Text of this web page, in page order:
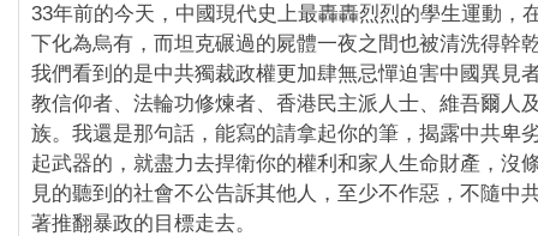
33年前的今天，中國現代史上最轟轟烈烈的學生運動，
下化為烏有，而坦克碾過的屍體一夜之間也被清洗得幹
我們看到的是中共獨裁政權更加肆無忌憚迫害中國異見
教信仰者、法輪功修煉者、香港民主派人士、維吾爾人
族。我還是那句話，能寫的請拿起你的筆，揭露中共卑
起武器的，就盡力去捍衛你的權利和家人生命財產，沒
見的聽到的社會不公告訴其他人，至少不作惡，不隨中
著推翻暴政的目標走去。